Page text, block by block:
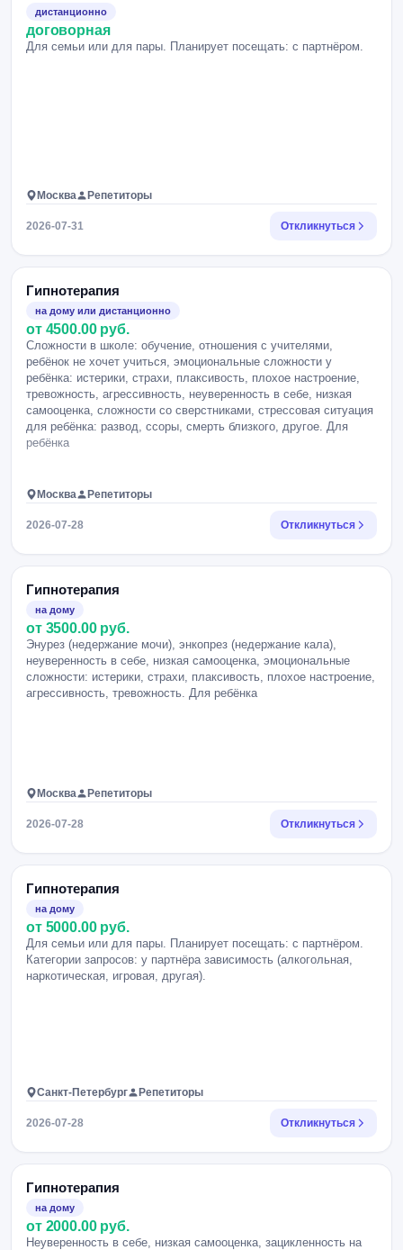
дистанционно
договорная
Для семьи или для пары. Планирует посещать: с партнёром.
Москва Репетиторы
2026-07-31 Откликнуться
Гипнотерапия
на дому или дистанционно
от 4500.00 руб.
Сложности в школе: обучение, отношения с учителями,
ребёнок не хочет учиться, эмоциональные сложности у
ребёнка: истерики, страхи, плаксивость, плохое настроение,
тревожность, агрессивность, неуверенность в себе, низкая
самооценка, сложности со сверстниками, стрессовая ситуация
для ребёнка: развод, ссоры, смерть близкого, другое. Для
ребёнка
Москва Репетиторы
2026-07-28 Откликнуться
Гипнотерапия
на дому
от 3500.00 руб.
Энурез (недержание мочи), энкопрез (недержание кала),
неуверенность в себе, низкая самооценка, эмоциональные
сложности: истерики, страхи, плаксивость, плохое настроение,
агрессивность, тревожность. Для ребёнка
Москва Репетиторы
2026-07-28 Откликнуться
Гипнотерапия
на дому
от 5000.00 руб.
Для семьи или для пары. Планирует посещать: с партнёром.
Категории запросов: у партнёра зависимость (алкогольная,
наркотическая, игровая, другая).
Санкт-Петербург Репетиторы
2026-07-28 Откликнуться
Гипнотерапия
на дому
от 2000.00 руб.
Неуверенность в себе, низкая самооценка, зацикленность на